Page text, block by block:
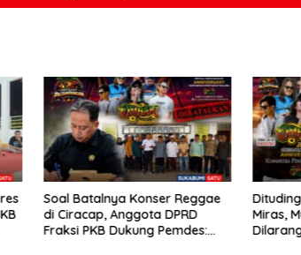
Dituding Biang Narkoba dan
Miras, Musik Reggae Resmi
Dilarang di Ciracap Sukabumi!
dan